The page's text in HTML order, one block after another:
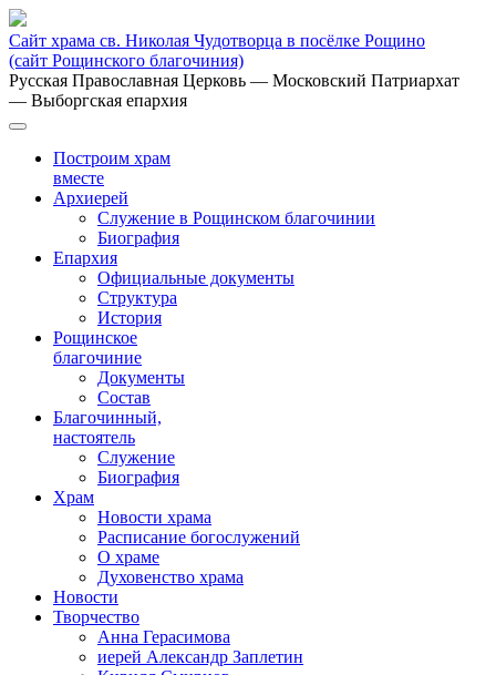
Сайт храма св. Николая Чудотворца в посёлке Рощино
(сайт Рощинского благочиния)
Русская Православная Церковь — Московский Патриархат
— Выборгская епархия
Построим храм
вместе
Архиерей
Служение в Рощинском благочинии
Биография
Епархия
Официальные документы
Структура
История
Рощинское
благочиние
Документы
Состав
Благочинный,
настоятель
Служение
Биография
Храм
Новости храма
Расписание богослужений
О храме
Духовенство храма
Новости
Творчество
Анна Герасимова
иерей Александр Заплетин